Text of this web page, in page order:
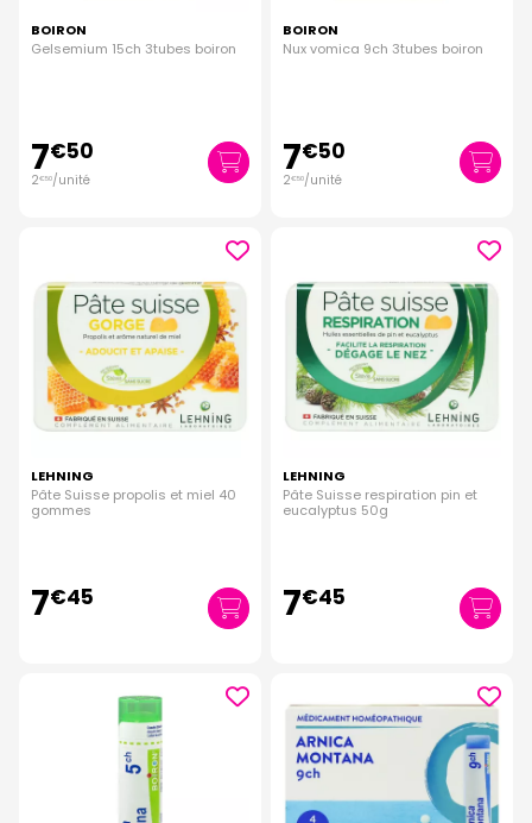
BOIRON
Gelsemium 15ch 3tubes boiron
7€50
2€50/unité
BOIRON
Nux vomica 9ch 3tubes boiron
7€50
2€50/unité
LEHNING
Pâte Suisse propolis et miel 40
gommes
7€45
LEHNING
Pâte Suisse respiration pin et
eucalyptus 50g
7€45